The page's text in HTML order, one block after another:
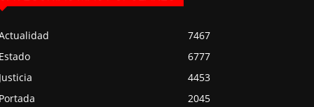
7467
Estado
6777
Justicia
4453
Portada
2045